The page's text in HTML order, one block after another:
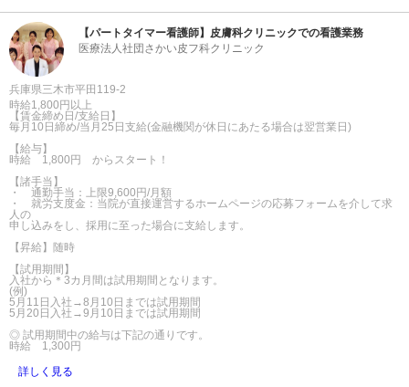
【パートタイマー看護師】皮膚科クリニックでの看護業務
医療法人社団さかい皮フ科クリニック
兵庫県三木市平田119-2
時給1,800円以上
【賃金締め日/支給日】
毎月10日締め/当月25日支給(金融機関が休日にあたる場合は翌営業日)
【給与】
時給 1,800円 からスタート！
【諸手当】
・ 通勤手当：上限9,600円/月額
・ 就労支度金：当院が直接運営するホームページの応募フォームを介して求
人の
申し込みをし、採用に至った場合に支給します。
【昇給】随時
【試用期間】
入社から＊3カ月間は試用期間となります。
(例)
5月11日入社→8月10日までは試用期間
5月20日入社→9月10日までは試用期間
◎ 試用期間中の給与は下記の通りです。
時給 1,300円
詳しく見る